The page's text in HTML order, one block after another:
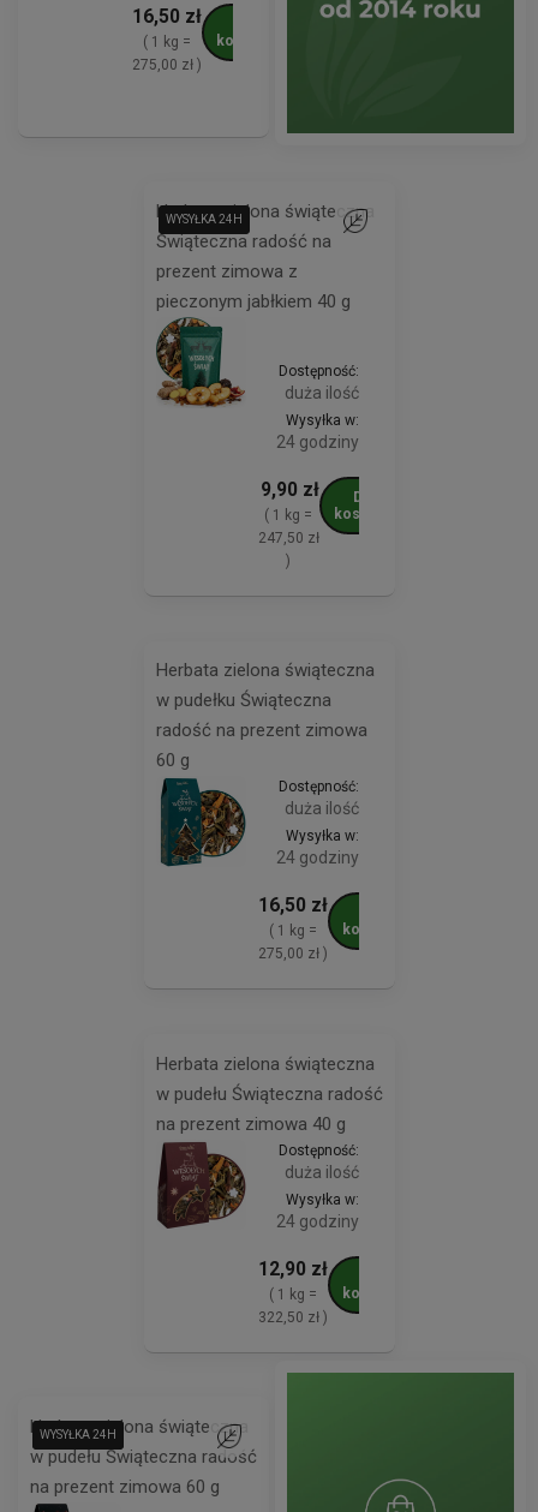
16,50 zł
( 1 kg =
275,00 zł )
koszyka
Herbata zielona świąteczna
Świąteczna radość na
prezent zimowa z
pieczonym jabłkiem 40 g
WYSYŁKA 24H
WYSYŁKA 24H
Dostępność:
duża ilość
Wysyłka w:
24 godziny
9,90 zł
( 1 kg =
247,50 zł
)
Do
koszyka
Do ulubionych
Herbata zielona świąteczna
w pudełku Świąteczna
radość na prezent zimowa
60 g
Dostępność:
duża ilość
Wysyłka w:
24 godziny
16,50 zł
( 1 kg =
275,00 zł )
koszyka
Herbata zielona świąteczna
w pudełu Świąteczna radość
na prezent zimowa 40 g
Dostępność:
duża ilość
Wysyłka w:
24 godziny
12,90 zł
( 1 kg =
322,50 zł )
koszyka
Herbata zielona świąteczna
w pudełu Świąteczna radość
na prezent zimowa 60 g
WYSYŁKA 24H
WYSYŁKA 24H
WYSYŁKA 24H Do ulubionych